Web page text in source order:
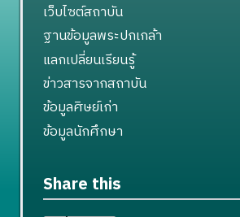
เว็บไซต์สถาบัน
ฐานข้อมูลพระปกเกล้า
แลกเปลี่ยนเรียนรู้
ข่าวสารจากสถาบัน
ข้อมูลศิษย์เก่า
ข้อมูลนักศึกษา
Share this